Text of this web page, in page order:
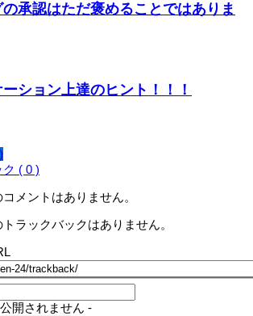
承認はただ褒めることではありま
ション上達のヒント！！！
ク ( 0 )
メントはありません。
ラックバックはありません。
開されません -